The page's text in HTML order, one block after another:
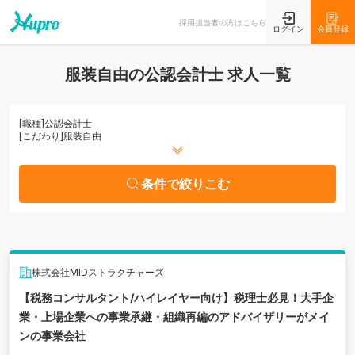
採用担当者の方はこちら
ログイン 会員登録
服装自由の公認会計士 求人一覧
[職種]公認会計士
[こだわり] 服装自由
条件で絞りこむ
株式会社MIDストラクチャーズ
【税務コンサルタント/ハイレイヤー向け】税理士必見！大手企
業・上場企業への事業承継・組織再編のアドバイザリーがメイ
ンの事業会社